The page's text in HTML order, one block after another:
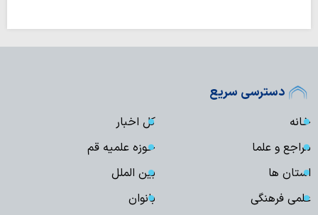
دسترسی سریع
خانه
کل اخبار
مراجع و علما
حوزه علمیه قم
استان ها
بین الملل
علمی فرهنگی
بانوان